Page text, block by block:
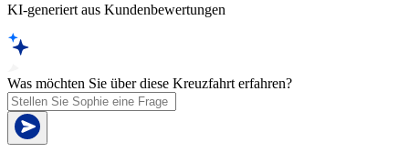
KI-generiert aus Kundenbewertungen
Was möchten Sie über diese Kreuzfahrt erfahren?